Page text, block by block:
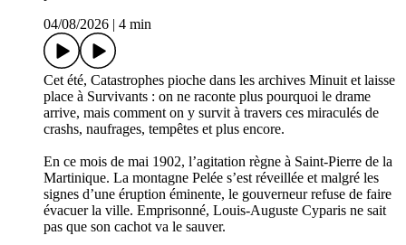
04/08/2026
4 min
Cet été, Catastrophes pioche dans les archives Minuit et laisse
place à Survivants : on ne raconte plus pourquoi le drame
arrive, mais comment on y survit à travers ces miraculés de
crashs, naufrages, tempêtes et plus encore.
En ce mois de mai 1902, l’agitation règne à Saint-Pierre de la
Martinique. La montagne Pelée s’est réveillée et malgré les
signes d’une éruption éminente, le gouverneur refuse de faire
évacuer la ville. Emprisonné, Louis-Auguste Cyparis ne sait
pas que son cachot va le sauver.